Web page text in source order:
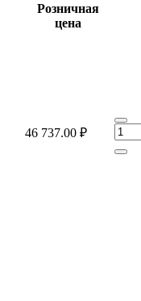
Розничная
цена
46 737.00 ₽